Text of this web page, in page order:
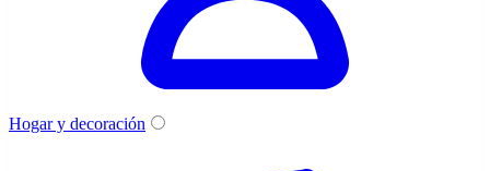
Hogar y decoración